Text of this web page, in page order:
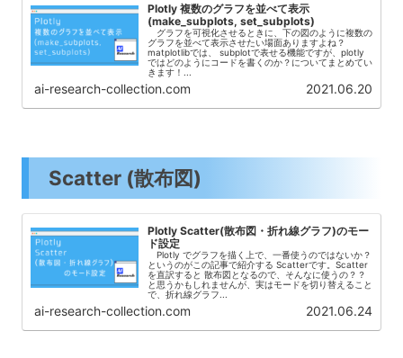
Plotly 複数のグラフを並べて表示
(make_subplots, set_subplots)
グラフを可視化させるときに、下の図のように複数の
グラフを並べて表示させたい場面ありますよね？
matplotlibでは、 subplotで表せる機能ですが、plotly
ではどのようにコードを書くのか？についてまとめてい
きます！...
ai-research-collection.com 2021.06.20
Scatter (散布図)
Plotly Scatter(散布図・折れ線グラフ)のモー
ド設定
Plotly でグラフを描く上で、一番使うのではないか？
というのがこの記事で紹介する Scatterです。Scatter
を直訳すると 散布図となるので、そんなに使うの？？
と思うかもしれませんが、実はモードを切り替えること
で、折れ線グラフ...
ai-research-collection.com 2021.06.24